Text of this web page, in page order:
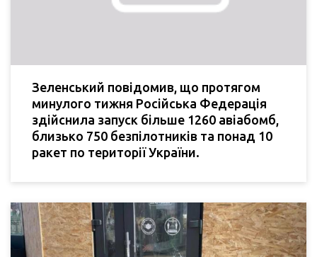
Зеленський повідомив, що протягом
минулого тижня Російська Федерація
здійснила запуск більше 1260 авіабомб,
близько 750 безпілотників та понад 10
ракет по території України.